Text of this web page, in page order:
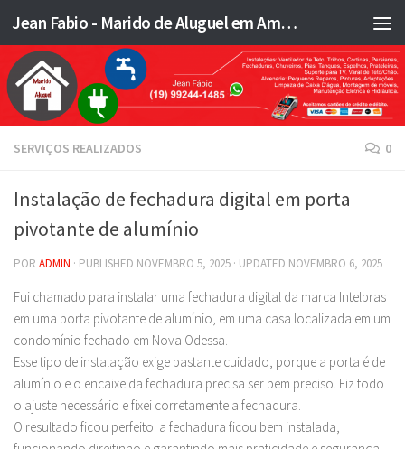
Skip to content Jean Fabio - Marido de Aluguel em Americana SP e região - JFMA
SERVIÇOS REALIZADOS 0
Instalação de fechadura digital em porta
pivotante de alumínio
POR ADMIN · PUBLISHED NOVEMBRO 5, 2025 · UPDATED NOVEMBRO 6, 2025
Fui chamado para instalar uma fechadura digital da marca Intelbras
em uma porta pivotante de alumínio, em uma casa localizada em um
condomínio fechado em Nova Odessa.
Esse tipo de instalação exige bastante cuidado, porque a porta é de
alumínio e o encaixe da fechadura precisa ser bem preciso. Fiz todo
o ajuste necessário e fixei corretamente a fechadura.
O resultado ficou perfeito: a fechadura ficou bem instalada,